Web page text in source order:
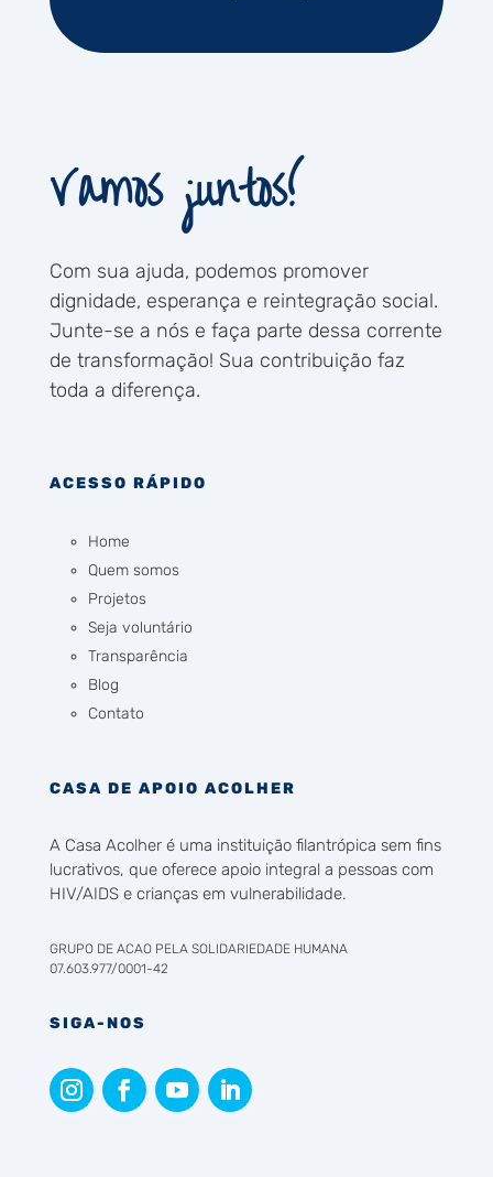
Vamos juntos!
Com sua ajuda, podemos promover
dignidade, esperança e reintegração social.
Junte-se a nós e faça parte dessa corrente
de transformação! Sua contribuição faz
toda a diferença.
ACESSO RÁPIDO
Home
Quem somos
Projetos
Seja voluntário
Transparência
Blog
Contato
CASA DE APOIO ACOLHER
A Casa Acolher é uma instituição filantrópica sem fins
lucrativos, que oferece apoio integral a pessoas com
HIV/AIDS e crianças em vulnerabilidade.
GRUPO DE ACAO PELA SOLIDARIEDADE HUMANA
07.603.977/0001-42
SIGA-NOS